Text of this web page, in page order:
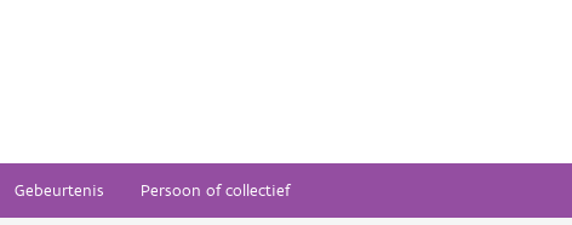
Gebeurtenis Persoon of collectief